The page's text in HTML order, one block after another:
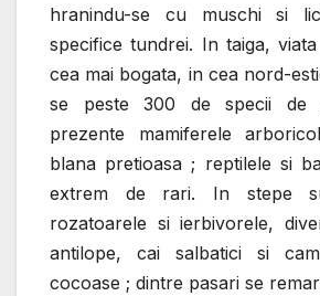
hranindu-se cu muschi si
specifice tundrei. In taiga,
cea mai bogata, in cea nord-
se peste 300 de specii de
prezente mamiferele
blana pretioasa ; reptilele si
extrem de rari. In stepe
rozatoarele si ierbivorele,
antilope, cai salbatici si
cocoase ; dintre pasari se